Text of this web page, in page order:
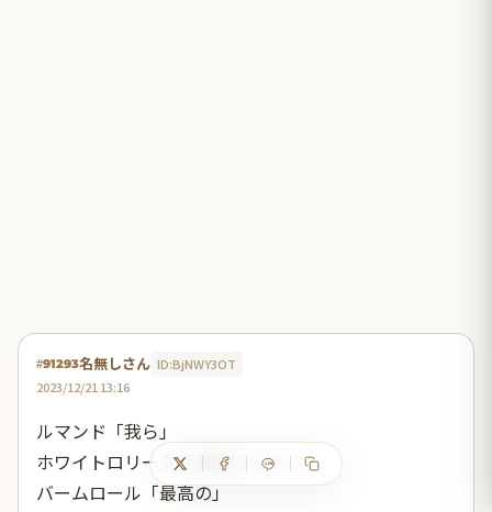
#91293名無しさん ID:BjNWY3OT
2023/12/21 13:16
ルマンド「我ら」
ホワイトロリータ「最強にして」
バームロール「最高の」